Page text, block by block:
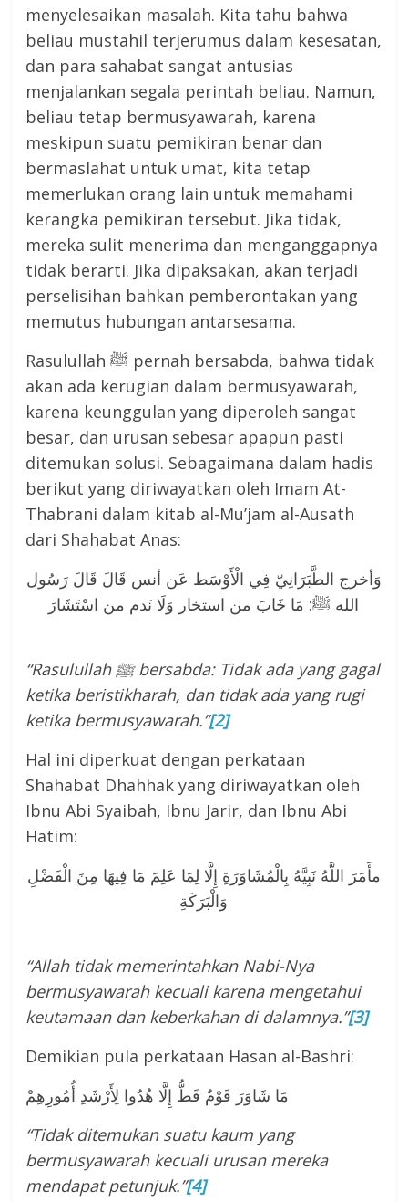
menyelesaikan masalah. Kita tahu bahwa
beliau mustahil terjerumus dalam kesesatan,
dan para sahabat sangat antusias
menjalankan segala perintah beliau. Namun,
beliau tetap bermusyawarah, karena
meskipun suatu pemikiran benar dan
bermaslahat untuk umat, kita tetap
memerlukan orang lain untuk memahami
kerangka pemikiran tersebut. Jika tidak,
mereka sulit menerima dan menganggapnya
tidak berarti. Jika dipaksakan, akan terjadi
perselisihan bahkan pemberontakan yang
memutus hubungan antarsesama.
Rasulullah ﷺ pernah bersabda, bahwa tidak
akan ada kerugian dalam bermusyawarah,
karena keunggulan yang diperoleh sangat
besar, dan urusan sebesar apapun pasti
ditemukan solusi. Sebagaimana dalam hadis
berikut yang diriwayatkan oleh Imam At-
Thabrani dalam kitab al-Mu’jam al-Ausath
dari Shahabat Anas:
وَأخرج الطَّبَرَانِيّ فِي الْأَوْسَط عَن أنس قَالَ قَالَ رَسُول
الله ﷺ: مَا خَابَ من استخار وَلَا نَدم من اسْتَشَارَ
“Rasulullahﷺbersabda: Tidak ada yang gagal
ketika beristikharah, dan tidak ada yang rugi
ketika bermusyawarah.”[2]
Hal ini diperkuat dengan perkataan
Shahabat Dhahhak yang diriwayatkan oleh
Ibnu Abi Syaibah, Ibnu Jarir, dan Ibnu Abi
Hatim:
مأَمَرَ اللَّهُ نَبِيَّهُ بِالْمُشَاوَرَةِ إِلَّا لِمَا عَلِمَ مَا فِيهَا مِنَ الْفَضْلِ
وَالْبَرَكَةِ
“Allah tidak memerintahkan Nabi-Nya
bermusyawarah kecuali karena mengetahui
keutamaan dan keberkahan di dalamnya.”[3]
Demikian pula perkataan Hasan al-Bashri:
مَا شَاوَرَ قَوْمٌ قَطُّ إِلَّا هُدُوا لِأَرْشَدِ أُمُورِهِمْ
“Tidak ditemukan suatu kaum yang
bermusyawarah kecuali urusan mereka
mendapat petunjuk.”[4]